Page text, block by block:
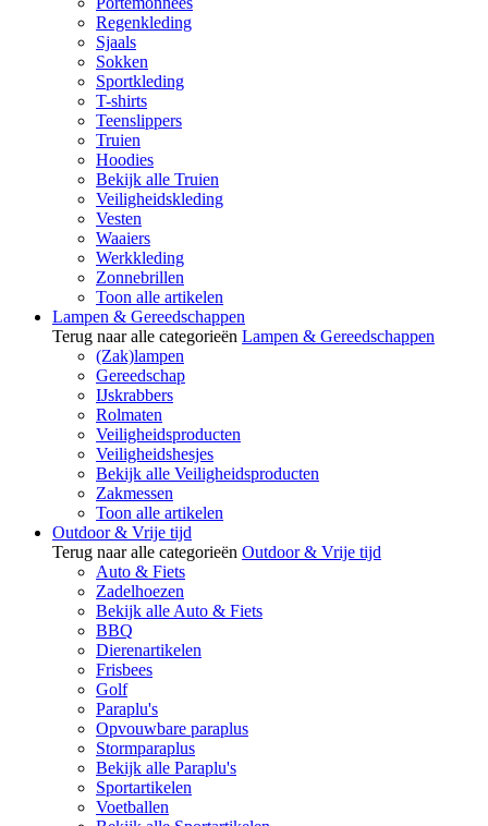
Regenkleding
Sjaals
Sokken
Sportkleding
T-shirts
Teenslippers
Truien
Hoodies
Bekijk alle Truien
Veiligheidskleding
Vesten
Waaiers
Werkkleding
Zonnebrillen
Toon alle artikelen
Lampen & Gereedschappen
Terug naar alle categorieën Lampen & Gereedschappen
(Zak)lampen
Gereedschap
IJskrabbers
Rolmaten
Veiligheidsproducten
Veiligheidshesjes
Bekijk alle Veiligheidsproducten
Zakmessen
Toon alle artikelen
Outdoor & Vrije tijd
Terug naar alle categorieën Outdoor & Vrije tijd
Auto & Fiets
Zadelhoezen
Bekijk alle Auto & Fiets
BBQ
Dierenartikelen
Frisbees
Golf
Paraplu's
Opvouwbare paraplus
Stormparaplus
Bekijk alle Paraplu's
Sportartikelen
Voetballen